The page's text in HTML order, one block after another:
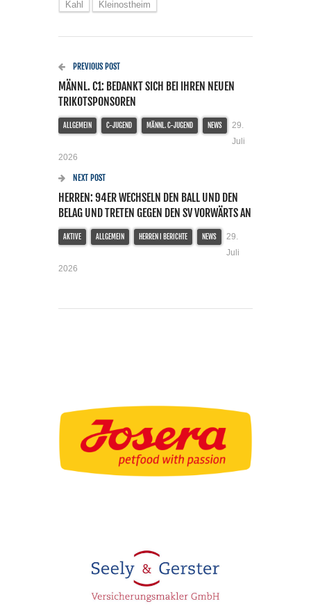
Kahl
Kleinostheim
PREVIOUS POST
MÄNNL. C1: BEDANKT SICH BEI IHREN NEUEN
TRIKOTSPONSOREN
ALLGEMEIN C-JUGEND MÄNNL. C-JUGEND NEWS
29.
Juli
2026
NEXT POST
HERREN: 94ER WECHSELN DEN BALL UND DEN
BELAG UND TRETEN GEGEN DEN SV VORWÄRTS AN
AKTIVE ALLGEMEIN HERREN I BERICHTE NEWS
29.
Juli
2026